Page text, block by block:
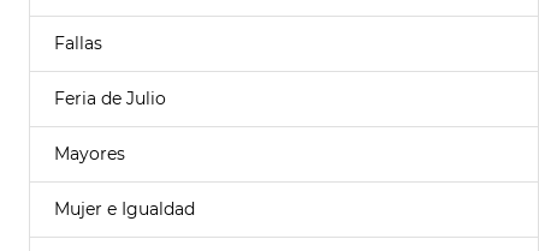
Fallas
Feria de Julio
Mayores
Mujer e Igualdad